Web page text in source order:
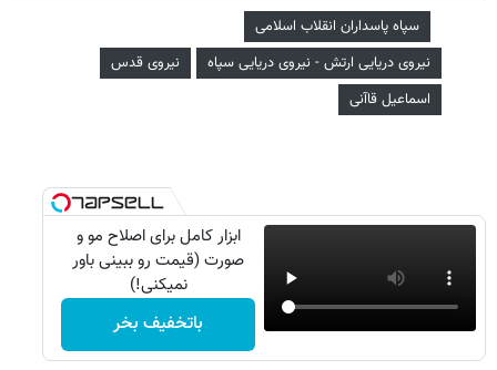
سپاه پاسداران انقلاب اسلامی
نیروی دریایی ارتش - نیروی دریایی سپاه
نیروی قدس
اسماعیل قاآنی
ابزار کامل برای اصلاح مو و
صورت (قیمت رو ببینی باور
نمیکنی!)
باتخفیف بخر